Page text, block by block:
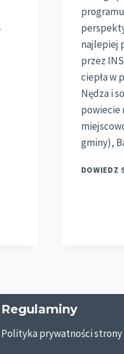
najlepiej
przez
ciepła w
Nędza i
powiecie
gminy),
DOWIEDZ
Regulaminy
Polityka prywatności strony